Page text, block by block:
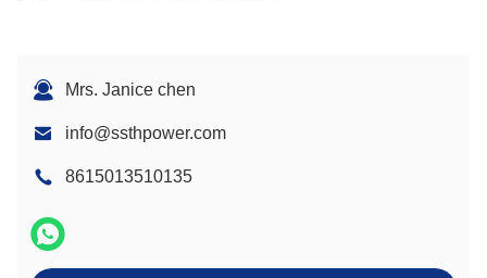
Mrs. Janice chen
info@ssthpower.com
8615013510135